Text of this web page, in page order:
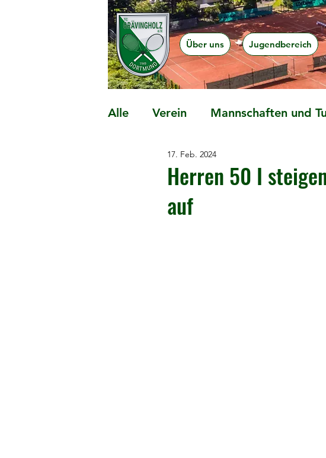
Über uns Jugendbereich
Alle Verein Mannschaften und
Präventionsangebote
Herren 50 I
auf
17. Feb. 2024